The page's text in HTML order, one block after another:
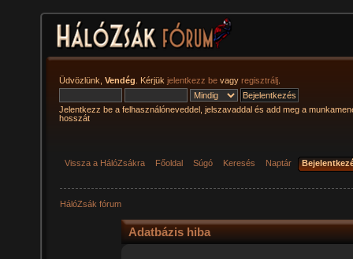
Üdvözlünk, Vendég . Kérjük jelentkezz be vagy regisztrálj
Jelentkezz be a felhasználóneveddel, jelszavaddal és add meg a
hosszát
Vissza a HálóZsákra Főoldal Súgó Keresés Naptár
HálóZsák fórum
Adatbázis hiba